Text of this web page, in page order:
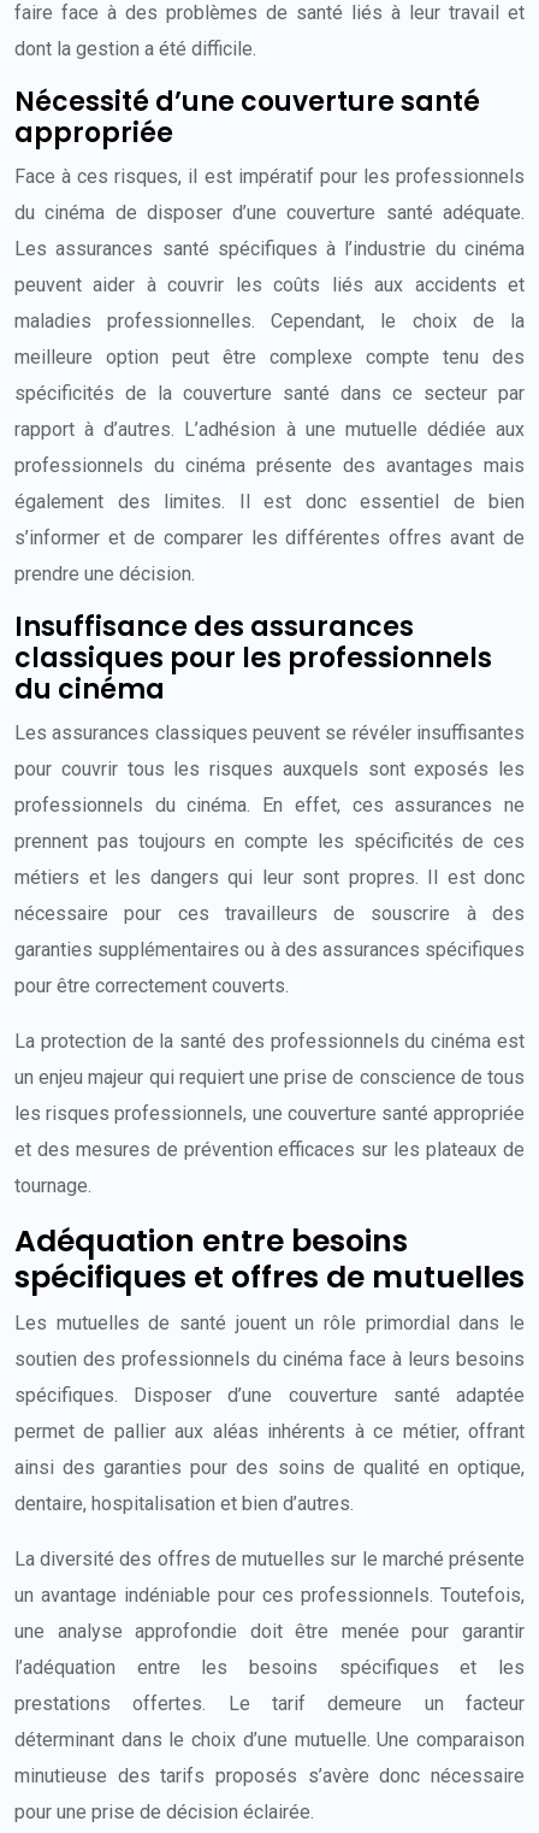
faire face à des problèmes de santé liés à leur travail et
dont la gestion a été difficile.
Nécessité d’une couverture santé
appropriée
Face à ces risques, il est impératif pour les professionnels
du cinéma de disposer d’une couverture santé adéquate.
Les assurances santé spécifiques à l’industrie du cinéma
peuvent aider à couvrir les coûts liés aux accidents et
maladies professionnelles. Cependant, le choix de la
meilleure option peut être complexe compte tenu des
spécificités de la couverture santé dans ce secteur par
rapport à d’autres. L’adhésion à une mutuelle dédiée aux
professionnels du cinéma présente des avantages mais
également des limites. Il est donc essentiel de bien
s’informer et de comparer les différentes offres avant de
prendre une décision.
Insuffisance des assurances
classiques pour les professionnels
du cinéma
Les assurances classiques peuvent se révéler insuffisantes
pour couvrir tous les risques auxquels sont exposés les
professionnels du cinéma. En effet, ces assurances ne
prennent pas toujours en compte les spécificités de ces
métiers et les dangers qui leur sont propres. Il est donc
nécessaire pour ces travailleurs de souscrire à des
garanties supplémentaires ou à des assurances spécifiques
pour être correctement couverts.
La protection de la santé des professionnels du cinéma est
un enjeu majeur qui requiert une prise de conscience de tous
les risques professionnels, une couverture santé appropriée
et des mesures de prévention efficaces sur les plateaux de
tournage.
Adéquation entre besoins
spécifiques et offres de mutuelles
Les mutuelles de santé jouent un rôle primordial dans le
soutien des professionnels du cinéma face à leurs besoins
spécifiques. Disposer d’une couverture santé adaptée
permet de pallier aux aléas inhérents à ce métier, offrant
ainsi des garanties pour des soins de qualité en optique,
dentaire, hospitalisation et bien d’autres.
La diversité des offres de mutuelles sur le marché présente
un avantage indéniable pour ces professionnels. Toutefois,
une analyse approfondie doit être menée pour garantir
l’adéquation entre les besoins spécifiques et les
prestations offertes. Le tarif demeure un facteur
déterminant dans le choix d’une mutuelle. Une comparaison
minutieuse des tarifs proposés s’avère donc nécessaire
pour une prise de décision éclairée.